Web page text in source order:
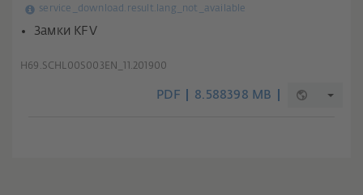
service_download.result.lang_not_available
Замки KFV
H69.SCHL00S003EN_11.201900
PDF 8.588398 MB